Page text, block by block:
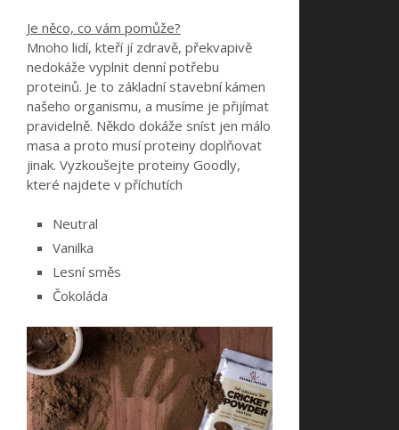
Je něco, co vám pomůže?
Mnoho lidí, kteří jí zdravě, překvapivě
nedokáže vyplnit denní potřebu
proteinů. Je to základní stavební kámen
našeho organismu, a musíme je přijímat
pravidelně. Někdo dokáže sníst jen málo
masa a proto musí proteiny doplňovat
jinak. Vyzkoušejte proteiny Goodly,
které najdete v příchutích
Neutral
Vanilka
Lesní směs
Čokoláda